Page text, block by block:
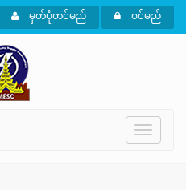
မှတ်ပုံတင်မည် ဝင်မည်
Toggle